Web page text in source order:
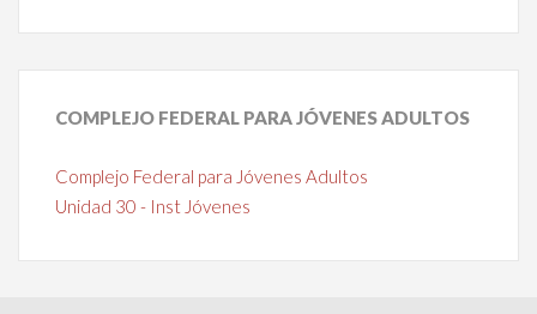
COMPLEJO FEDERAL PARA JÓVENES ADULTOS
Complejo Federal para Jóvenes Adultos
Unidad 30 - Inst Jóvenes